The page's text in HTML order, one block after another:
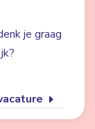
je graag